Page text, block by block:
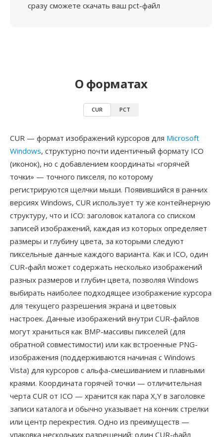
сразу сможете скачать ваш pct-файл
О форматах
CUR PCT
CUR — формат изображений курсоров для Microsoft
Windows, структурно почти идентичный формату ICO
(иконок), но с добавлением координаты «горячей
точки» — точного пикселя, по которому
регистрируются щелчки мыши. Появившийся в ранних
версиях Windows, CUR использует ту же контейнерную
структуру, что и ICO: заголовок каталога со списком
записей изображений, каждая из которых определяет
размеры и глубину цвета, за которыми следуют
пиксельные данные каждого варианта. Как и ICO, один
CUR-файл может содержать несколько изображений
разных размеров и глубин цвета, позволяя Windows
выбирать наиболее подходящее изображение курсора
для текущего разрешения экрана и цветовых
настроек. Данные изображений внутри CUR-файлов
могут храниться как BMP-массивы пикселей (для
обратной совместимости) или как встроенные PNG-
изображения (поддерживаются начиная с Windows
Vista) для курсоров с альфа-смешиванием и плавными
краями. Координата горячей точки — отличительная
черта CUR от ICO — хранится как пара X,Y в заголовке
записи каталога и обычно указывает на кончик стрелки
или центр перекрестия. Одно из преимуществ —
упаковка нескольких разрешений: один CUR-файл